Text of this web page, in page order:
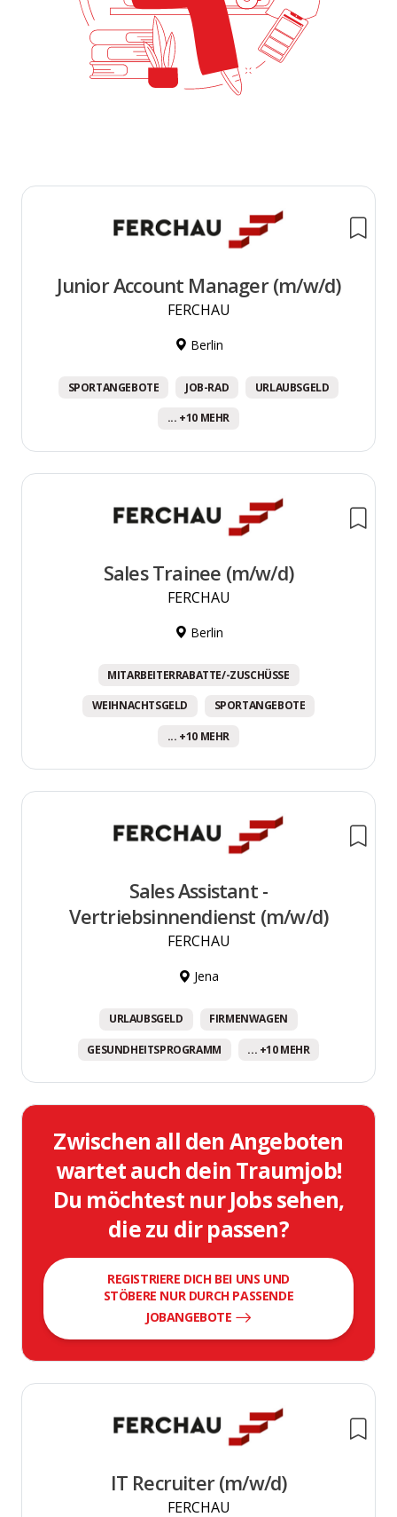
Junior Account Manager (m/w/d)
FERCHAU
Berlin
SPORTANGEBOTE JOB-RAD URLAUBSGELD
... +10 MEHR
Sales Trainee (m/w/d)
FERCHAU
Berlin
MITARBEITERRABATTE/-ZUSCHÜSSE
WEIHNACHTSGELD SPORTANGEBOTE
... +10 MEHR
Sales Assistant -
Vertriebsinnendienst (m/w/d)
FERCHAU
Jena
URLAUBSGELD FIRMENWAGEN
GESUNDHEITSPROGRAMM ... +10 MEHR
Zwischen all den Angeboten
wartet auch dein Traumjob!
Du möchtest nur Jobs sehen,
die zu dir passen?
REGISTRIERE DICH BEI UNS UND
STÖBERE NUR DURCH PASSENDE
JOBANGEBOTE
IT Recruiter (m/w/d)
FERCHAU